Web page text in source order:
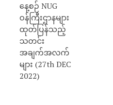
နေ့စဉ် NUG
ဝန်ကြီးဌာနများ
ထုတ်ပြန်သည့်
သတင်း
အချက်အလက်
များ (27th DEC
2022)